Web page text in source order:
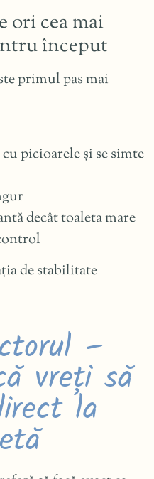
ori cea mai
început
primul pas mai
picioarele și se simte
decât toaleta mare
de stabilitate
–
vreți să
la